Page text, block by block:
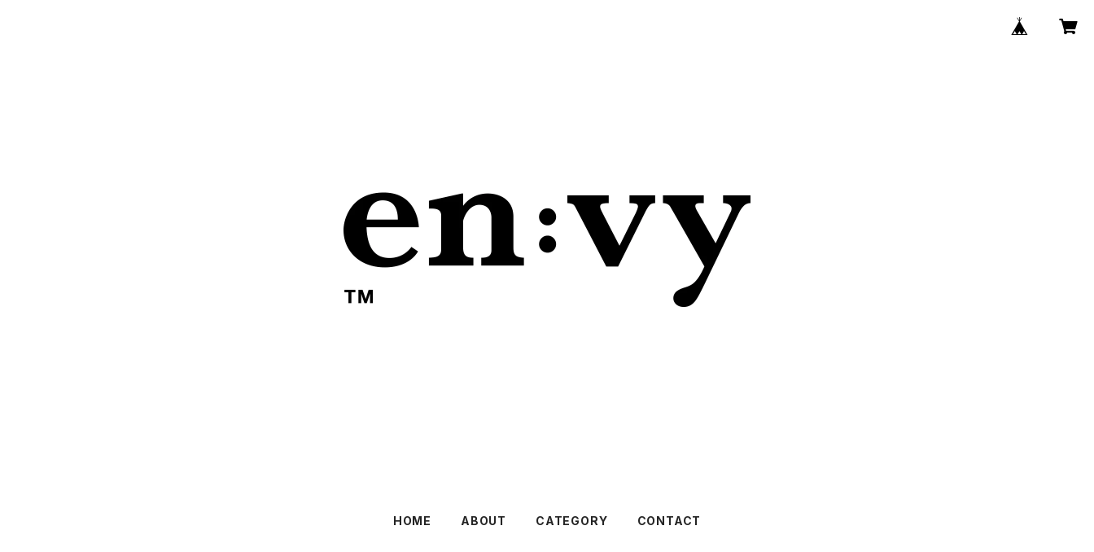
HOME ABOUT CATEGORY CONTACT